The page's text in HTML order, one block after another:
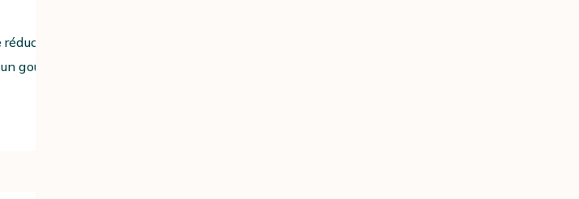
du
goût de café